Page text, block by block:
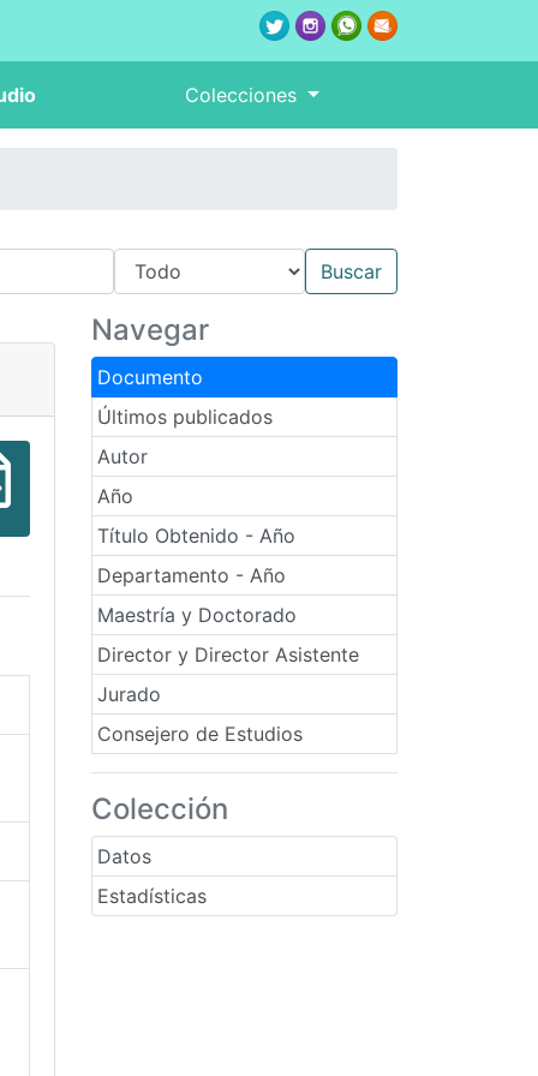
Colecciones
Navegar
Documento
Últimos publicados
Autor
Año
Título Obtenido - Año
Departamento - Año
Maestría y Doctorado
Director y Director Asistente
Jurado
Consejero de Estudios
Colección
Datos
Estadísticas